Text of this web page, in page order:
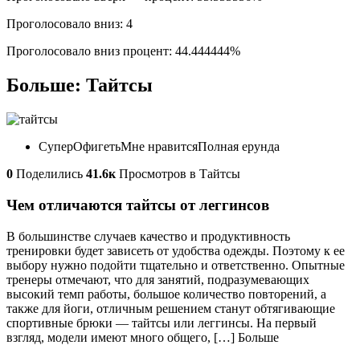
Проголосовало вниз: 4
Проголосовало вниз процент: 44.444444%
Больше: Тайтсы
СуперОфигетьМне нравитсяПолная ерунда
0 Поделились 41.6к Просмотров в Тайтсы
Чем отличаются тайтсы от леггинсов
В большинстве случаев качество и продуктивность
тренировки будет зависеть от удобства одежды. Поэтому к ее
выбору нужно подойти тщательно и ответственно. Опытные
тренеры отмечают, что для занятий, подразумевающих
высокий темп работы, большое количество повторений, а
также для йоги, отличным решением станут обтягивающие
спортивные брюки — тайтсы или леггинсы. На первый
взгляд, модели имеют много общего, […] Больше